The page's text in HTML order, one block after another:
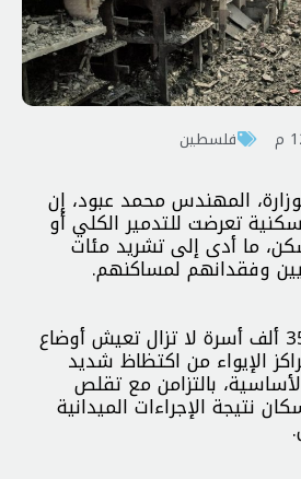
فلسطين
المهندس محمد عبود، إن
سكنية تعرضت للتدمير الكلي أو
ما أدى إلى تشريد مئات
وفقدانهم لمساكنهم.
وأوضح أن أكثر من 350 ألف أسرة لا تزال تعيش أوضاع
الإيواء من اكتظاظ شديد
بالتزامن مع تقلص
نتيجة الإجراءات الميدانية